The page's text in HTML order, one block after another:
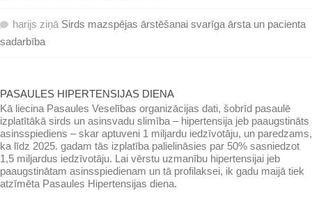
harijs ziņā Sirds mazspējas ārstēšanai svarīga ārsta un pacienta
sadarbība
PASAULES HIPERTENSIJAS DIENA
Kā liecina Pasaules Veselības organizācijas dati, šobrīd pasaulē
izplatītākā sirds un asinsvadu slimība – hipertensija jeb paaugstināts
asinsspiediens – skar aptuveni 1 miljardu iedzīvotāju, un paredzams,
ka līdz 2025. gadam tās izplatība palielināsies par 50% sasniedzot
1,5 miljardus iedzīvotāju. Lai vērstu uzmanību hipertensijai jeb
paaugstinātam asinsspiedienam un tā profilaksei, ik gadu maijā tiek
atzīmēta Pasaules Hipertensijas diena.